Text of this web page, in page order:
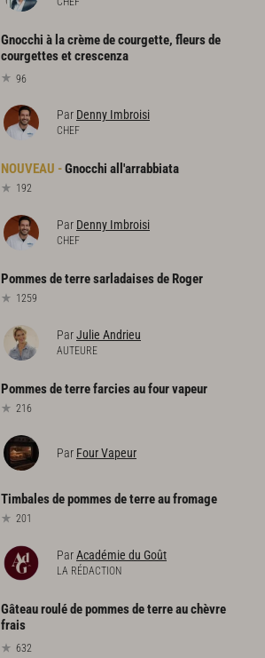
Gnocchi à la crème de courgette, fleurs de
courgettes et crescenza
96
Par Denny Imbroisi
CHEF
Gnocchi all'arrabbiata
192
Par Denny Imbroisi
CHEF
Pommesdeterresarladaisesde Roger
1259
ParJulie Andrieu
AUTEURE
Pommesdeterrefarciesaufourvapeur
216
Par Four Vapeur
Timbalesdepommesdeterreaufromage
201
ParAcadémie du Goût
LA RÉDACTION
Gâteau roulé de pommes de terre au chèvre
frais
632